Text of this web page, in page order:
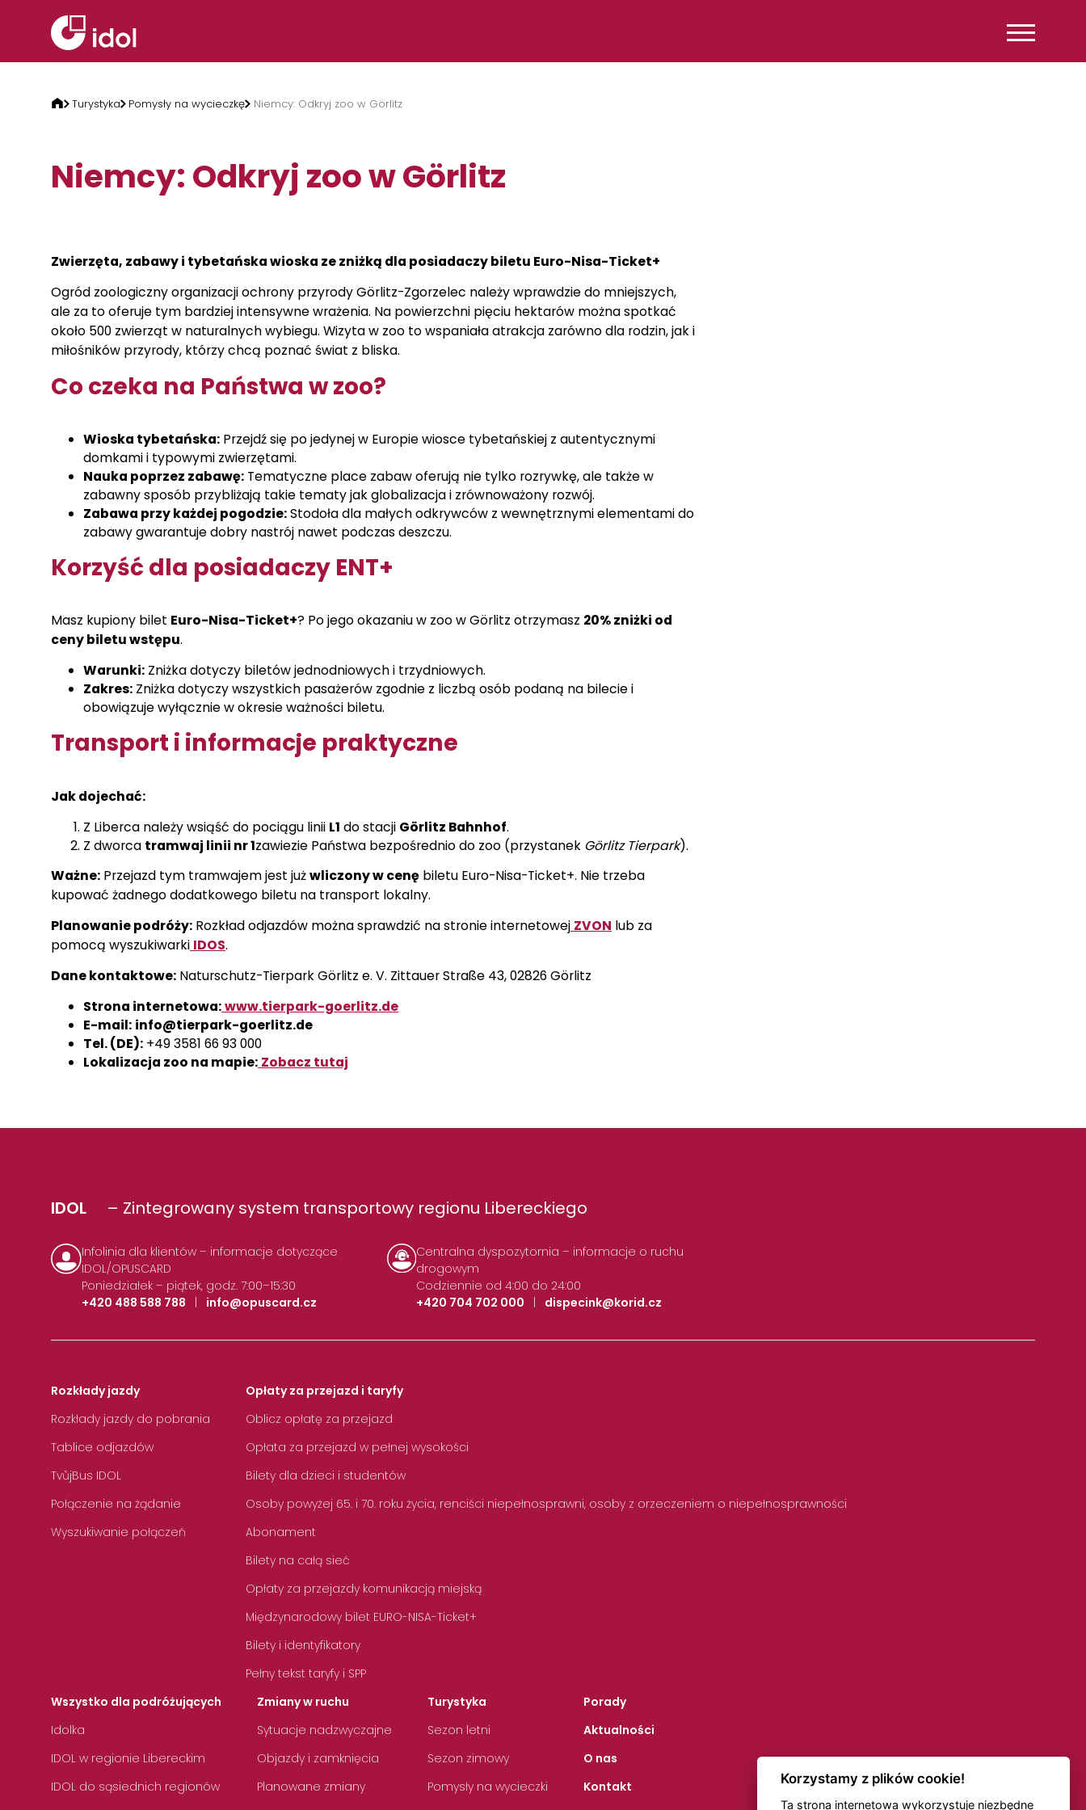
Turystyka Pomysły na wycieczkę Niemcy: Odkryj zoo w Görlitz
Niemcy: Odkryj zoo w Görlitz
Zwierzęta, zabawy i tybetańska wioska ze zniżką dla posiadaczy biletu Euro-Nisa-Ticket+
Ogród zoologiczny organizacji ochrony przyrody Görlitz-Zgorzelec należy wprawdzie do mniejszych,
ale za to oferuje tym bardziej intensywne wrażenia. Na powierzchni pięciu hektarów można spotkać
około 500 zwierząt w naturalnych wybiegu. Wizyta w zoo to wspaniała atrakcja zarówno dla rodzin, jak i
miłośników przyrody, którzy chcą poznać świat z bliska.
Co czeka na Państwa w zoo?
Wioska tybetańska: Przejdź się po jedynej w Europie wiosce tybetańskiej z autentycznymi
domkami i typowymi zwierzętami.
Nauka poprzez zabawę: Tematyczne place zabaw oferują nie tylko rozrywkę, ale także w
zabawny sposób przybliżają takie tematy jak globalizacja i zrównoważony rozwój.
Zabawa przy każdej pogodzie:Stodoła dla małych odkrywców z wewnętrznymi elementami do
zabawy gwarantuje dobry nastrój nawet podczas deszczu.
Korzyść dla posiadaczy ENT+
Masz kupiony bilet Euro-Nisa-Ticket+? Po jego okazaniu w zoo w Görlitz otrzymasz 20% zniżki od
ceny biletu wstępu.
Warunki: Zniżka dotyczy biletów jednodniowych i trzydniowych.
Zakres: Zniżka dotyczy wszystkich pasażerów zgodnie z liczbą osób podaną na bilecie i
obowiązuje wyłącznie w okresie ważności biletu.
Transport i informacje praktyczne
Jak dojechać:
Z Liberca należy wsiąść do pociągu linii L1 do stacji Görlitz Bahnhof.
Z dworca tramwaj linii nr 1zawiezie Państwa bezpośrednio do zoo (przystanek Görlitz Tierpark).
Ważne: Przejazd tym tramwajem jest jużwliczony w cenę biletu Euro-Nisa-Ticket+. Nie trzeba
kupować żadnego dodatkowego biletu na transport lokalny.
Planowanie podróży: Rozkład odjazdów można sprawdzić na stronie internetowej ZVON lub za
pomocą wyszukiwarki IDOS.
Dane kontaktowe: Naturschutz-Tierpark Görlitz e. V. Zittauer Straße 43, 02826 Görlitz
Strona internetowa:www.tierpark-goerlitz.de
E-mail: info@tierpark-goerlitz.de
Tel. (DE): +49 3581 66 93 000
Lokalizacja zoo na mapie: Zobacz tutaj
IDOL – Zintegrowany system transportowy regionu Libereckiego
Infolinia dla klientów – informacje dotyczące
IDOL/OPUSCARD
Poniedziałek – piątek, godz. 7:00–15:30
+420 488 588 788
| info@opuscard.cz
Centralna dyspozytornia – informacje o ruchu
drogowym
Codziennie od 4:00 do 24:00
+420 704 702 000
| dispecink@korid.cz
Rozkłady jazdy
Rozkłady jazdy do pobrania
Tablice odjazdów
TvůjBus IDOL
Połączenie na żądanie
Wyszukiwanie połączeń
Opłaty za przejazd i taryfy
Oblicz opłatę za przejazd
Opłata za przejazd w pełnej wysokości
Bilety dla dzieci i studentów
Osoby powyżej 65. i 70. roku życia, renciści niepełnosprawni, osoby z orzeczeniem o niepełnosprawności
Abonament
Bilety na całą sieć
Opłaty za przejazdy komunikacją miejską
Międzynarodowy bilet EURO-NISA-Ticket+
Bilety i identyfikatory
Pełny tekst taryfy i SPP
Wszystko dla podróżujących
Idolka
IDOL w regionie Libereckim
IDOL do sąsiednich regionów
Zmiany w ruchu
Sytuacje nadzwyczajne
Objazdy i zamknięcia
Planowane zmiany
Turystyka
Sezon letni
Sezon zimowy
Pomysły na wycieczki
Porady
Aktualności
O nas
Kontakt
Korzystamy z plików cookie!
Ta strona internetowa wykorzystuje niezbędne